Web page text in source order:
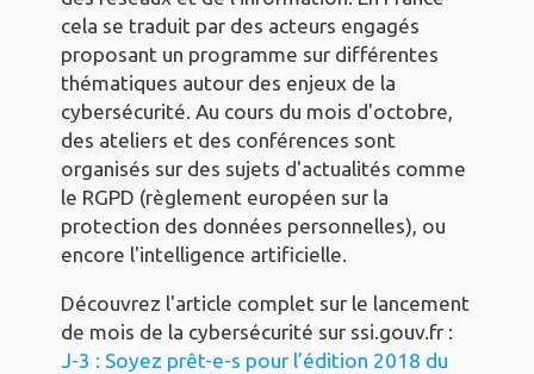
cela se traduit par des acteurs engagés
proposant un programme sur différentes
thématiques autour des enjeux de la
cybersécurité. Au cours du mois d'octobre,
des ateliers et des conférences sont
organisés sur des sujets d'actualités comme
le RGPD (règlement européen sur la
protection des données personnelles), ou
encore l'intelligence artificielle.
Découvrez l'article complet sur le lancement
de mois de la cybersécurité sur ssi.gouv.fr :
J-3 : Soyez prêt-e-s pour l’édition 2018 du